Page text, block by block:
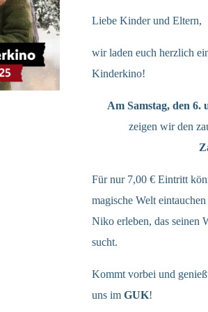
Liebe Kinder und Eltern,
wir laden euch herzlich
Kinderkino!
Am Samstag, den 6.
zeigen wir den
Für nur 7,00 € Eintritt
magische Welt
Niko erleben, das seinen
sucht.
Kommt vorbei und
uns im GUK!